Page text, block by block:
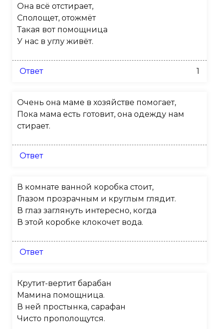
Она всё отстирает,
Сполощет, отожмёт
Такая вот помощница
У нас в углу живёт.
Ответ 1
Очень она маме в хозяйстве помогает,
Пока мама есть готовит, она одежду нам
стирает.
Ответ
В комнате ванной коробка стоит,
Глазом прозрачным и круглым глядит.
В глаз заглянуть интересно, когда
В этой коробке клокочет вода.
Ответ
Крутит-вертит барабан
Мамина помощница.
В ней простынка, сарафан
Чисто прополощутся.